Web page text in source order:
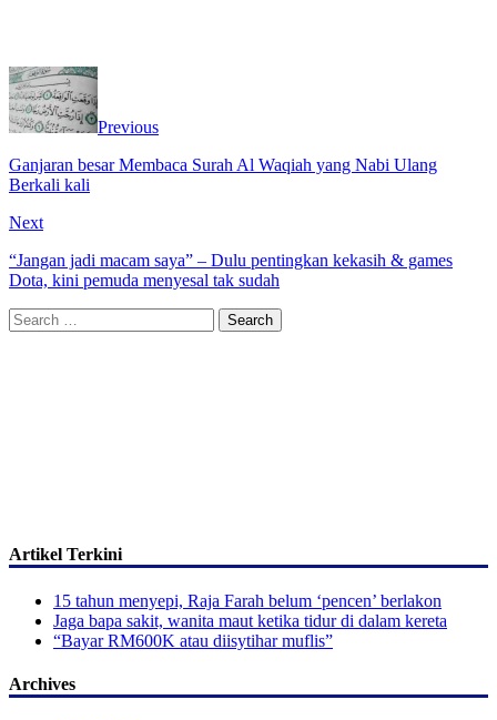
Previous
Ganjaran besar Membaca Surah Al Waqiah yang Nabi Ulang
Berkali kali
Next
“Jangan jadi macam saya” – Dulu pentingkan kekasih & games
Dota, kini pemuda menyesal tak sudah
Search
for:
Artikel Terkini
15 tahun menyepi, Raja Farah belum ‘pencen’ berlakon
Jaga bapa sakit, wanita maut ketika tidur di dalam kereta
“Bayar RM600K atau diisytihar muflis”
Archives